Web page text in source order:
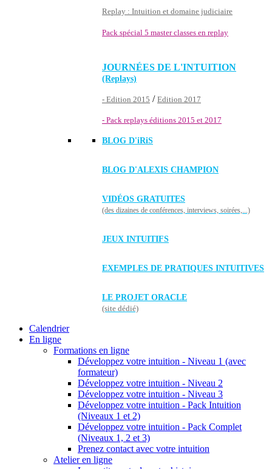
Replay : Intuition et domaine judiciaire
Pack spécial 5 master classes en replay
JOURNÉES DE L'INTUITION
(Replays)
- Edition 2015 / Edition 2017
- Pack replays éditions 2015 et 2017
BLOG D'iRiS
BLOG D'ALEXIS CHAMPION
VIDÉOS GRATUITES
(des dizaines de conférences, interviews, soirées,...)
JEUX INTUITIFS
EXEMPLES DE PRATIQUES INTUITIVES
LE PROJET ORACLE
(site dédié)
Calendrier
En ligne
Formations en ligne
Développez votre intuition - Niveau 1 (avec
formateur)
Développez votre intuition - Niveau 2
Développez votre intuition - Niveau 3
Développez votre intuition - Pack Intuition
(Niveaux 1 et 2)
Développez votre intuition - Pack Complet
(Niveaux 1, 2 et 3)
Prenez contact avec votre intuition
Atelier en ligne